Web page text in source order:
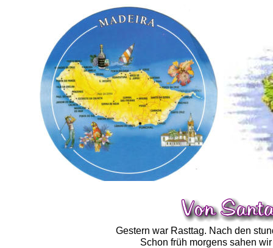
Gestern war Rasttag. Nach den
Schon früh morgens sahen